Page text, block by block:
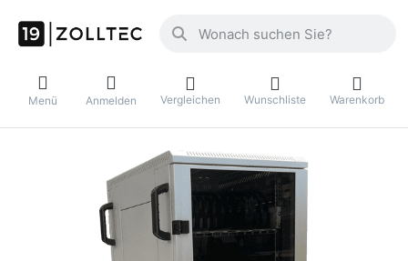
Geben Sie einen Suchbegriff ein.
Menü Anmelden Vergleichen Wunschliste Warenkorb